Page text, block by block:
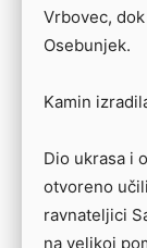
Vrbovec,
Osebunjek.
Kamin
Dio ukrasa i
otvoreno
ravnateljici
na velikoj